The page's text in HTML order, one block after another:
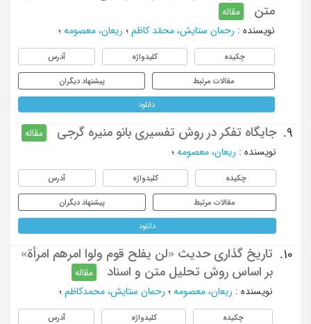
متن
مقاله
نویسنده : رحمان ستایش، محمّد کاظم ؛ ریعان، معصومه ؛
چکیده کلیدواژه آدرس
مقالات مرتبط پیشنهاد دیگران
دانلود
9. جایگاه تفکر در روش تفسیری بانو منیره گرجی
مقاله
نویسنده : ریعان، معصومه ؛
چکیده کلیدواژه آدرس
مقالات مرتبط پیشنهاد دیگران
دانلود
10.
تاریخ گذاری حدیث «لن یفلح قوم ولوا امرهم امرأة»
بر اساس روش تحلیل متن و اسناد
مقاله
نویسنده : ریعان، معصومه ؛ رحمان ستایش، محمدکاظم ؛
چکیده کلیدواژه آدرس